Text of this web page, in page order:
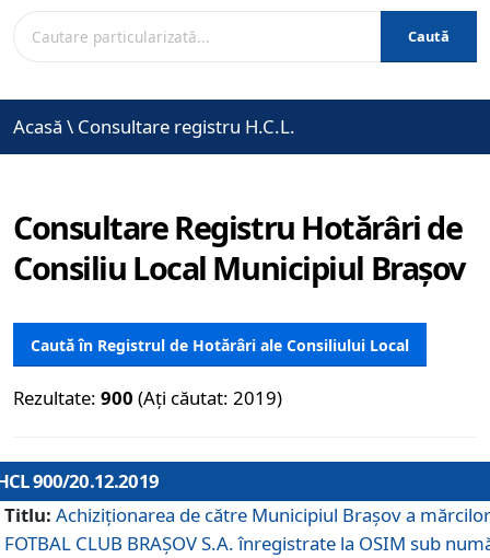
Caută
Acasă \ Consultare registru H.C.L.
Consultare Registru Hotărâri de
Consiliu Local Municipiul Brașov
Caută în Registrul de Hotărâri ale Consiliului Local
Rezultate: 900 (Ați căutat: 2019)
900/20.12.2019
Titlu: Achiziționarea de către Municipiul Brașov a mărcilor
FOTBAL CLUB BRAȘOV S.A. înregistrate la OSIM sub